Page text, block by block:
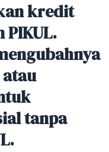
kredit
PIKUL.
tanpa